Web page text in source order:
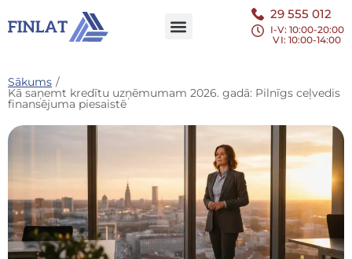
29 555 012
I-V: 10:00-20:00
VI: 10:00-14:00
Sākums /
Kā saņemt kredītu uzņēmumam 2026. gadā: Pilnīgs ceļvedis
finansējuma piesaistē